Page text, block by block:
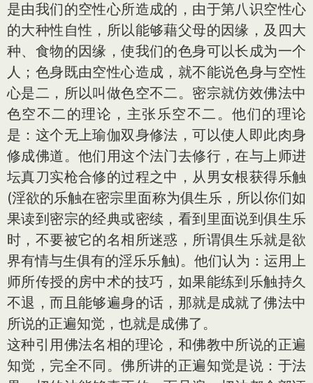
是由我们的空性心所造成的，由于第八识空性心
的大种性自性，所以能够藉父母的因缘，及四大
种、食物的因缘，使我们的色身可以长成为一个
人；色身既由空性心造成，就不能说色身与空性
心是二，所以叫做色空不二。密宗就仿效佛法中
色空不二的理论，主张乐空不二。他们的理论
是：这个无上瑜伽双身修法，可以使人即此肉身
修成佛道。他们用这个法门去修行，在与上师进
坛真刀实枪合修的过程之中，从男女根获得乐触
(淫欲的乐触在密宗里面称为俱生乐，所以你们如
果读到密宗的经典或密续，看到里面说到俱生乐
时，不要被它的名相所迷惑，所谓俱生乐就是欲
界有情与生俱有的淫乐乐触)。他们认为：运用上
师所传授的房中术的技巧，如果能练到乐触持久
不退，而且能够遍身的话，那就是成就了佛法中
所说的正遍知觉，也就是成佛了。
这种引用佛法名相的理论，和佛教中所说的正遍
知觉，完全不同。佛所讲的正遍知觉是说：于法